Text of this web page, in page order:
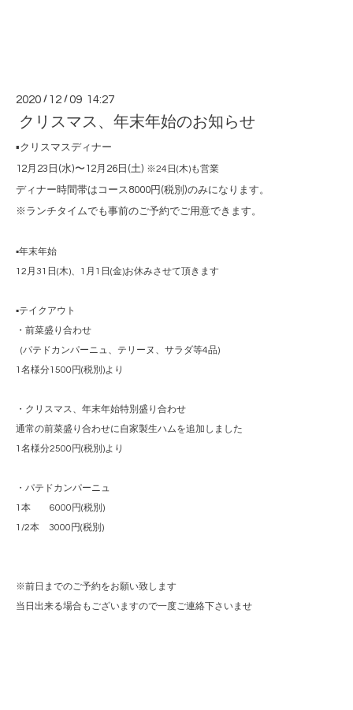
2020 / 12 /09 14:27
クリスマス、年末年始のお知らせ
▪️クリスマスディナー
12月 23 日 (水)〜 12月 26 日 (土) ※24 日 (木)も営業
ディナー時間帯はコース8000円 (税別 )のみになります。
※ランチタイムでも事前のご予約でご用意できます。
▪️年末年始
12月31日(木)、1月1日(金)お休みさせて頂きます
▪️テイクアウト
・前菜盛り合わせ
(パテドカンパーニュ、テリーヌ、サラダ等4品)
1名様分1500円(税別)より
・クリスマス、年末年始特別盛り合わせ
通常の前菜盛り合わせに自家製生ハムを追加しました
1名様分2500円(税別)より
・パテドカンパーニュ
1本 6000円(税別)
1/2本 3000円(税別)
※前日までのご予約をお願い致します
当日出来る場合もございますので一度ご連絡下さいませ